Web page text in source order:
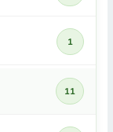
1
11